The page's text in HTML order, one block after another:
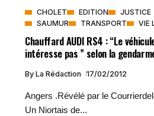
CHOLET EDITION
JUSTICE
SAUMUR
TRANSPORT VIE
Chauffard AUDI RS4 : “Le
intéresse pas ” selon la
By La Rédaction 17/02/2012
Angers .Révélé par le
Un Niortais de...